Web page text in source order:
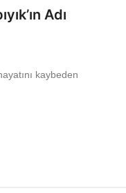
Adı
kaybeden